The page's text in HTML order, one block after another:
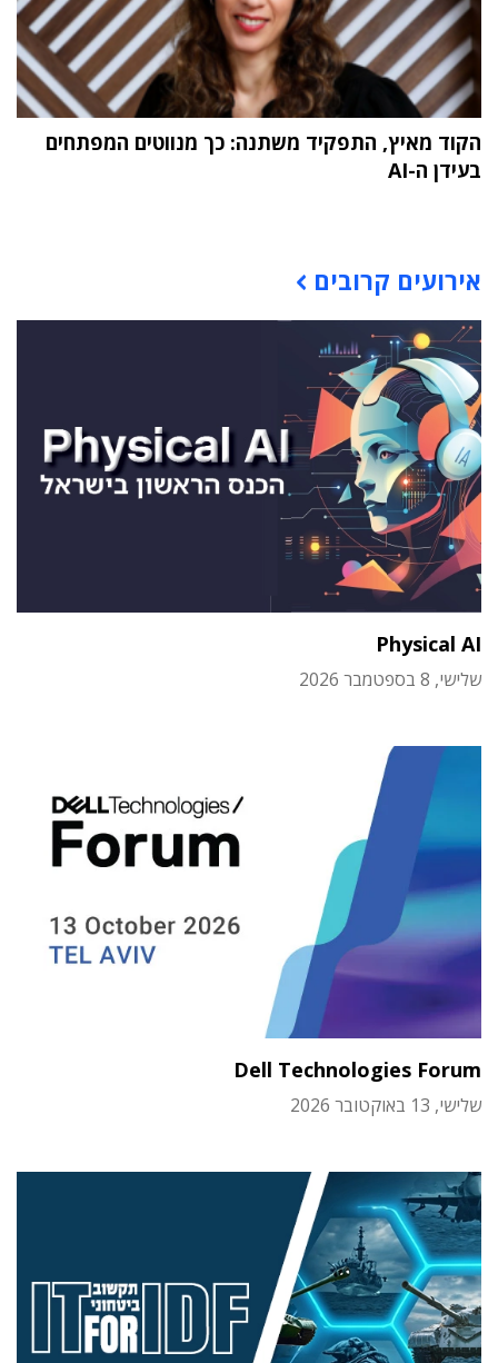
הקוד מאיץ, התפקיד משתנה: כך מנווטים המפתחים
בעידן ה-AI
אירועים קרובים
Physical AI
שלישי, 8 בספטמבר 2026
Dell Technologies Forum
שלישי, 13 באוקטובר 2026